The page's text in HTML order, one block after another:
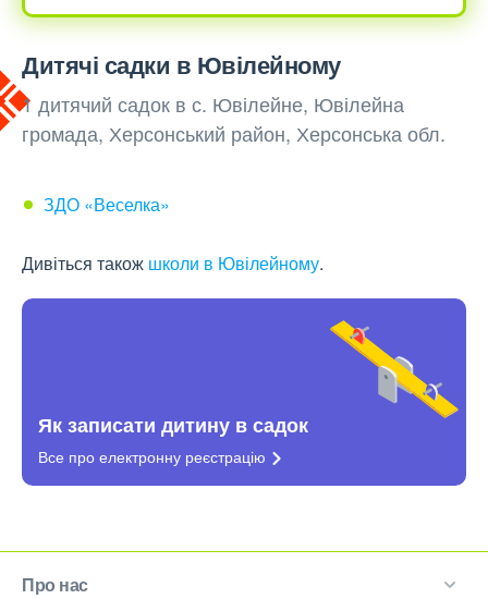
Дитячі садки в Ювілейному
1 дитячий садок в с. Ювілейне, Ювілейна
громада, Херсонський район, Херсонська обл.
ЗДО «Веселка»
Дивіться також школи в Ювілейному.
Як записати дитину в садок
Все про електронну реєстрацію
Про нас